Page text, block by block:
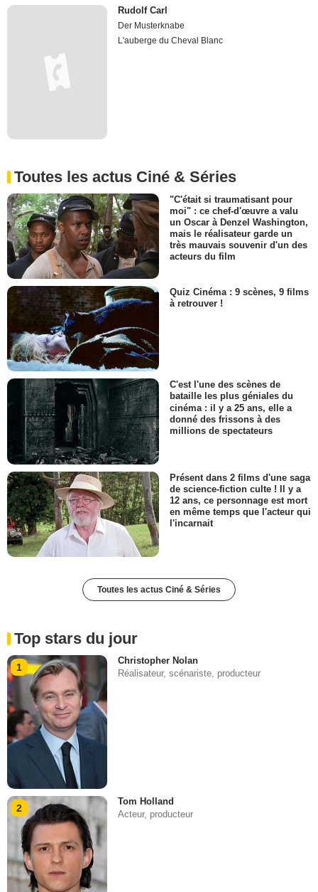
Rudolf Carl
Der Musterknabe
L'auberge du Cheval Blanc
Toutes les actus Ciné & Séries
"C'était si traumatisant pour
moi" : ce chef-d'œuvre a valu
un Oscar à Denzel Washington,
mais le réalisateur garde un
très mauvais souvenir d'un des
acteurs du film
Quiz Cinéma : 9 scènes, 9 films
à retrouver !
C'est l'une des scènes de
bataille les plus géniales du
cinéma : il y a 25 ans, elle a
donné des frissons à des
millions de spectateurs
Présent dans 2 films d'une saga
de science-fiction culte ! Il y a
12 ans, ce personnage est mort
en même temps que l'acteur qui
l'incarnait
Toutes les actus Ciné & Séries
Top stars du jour
1
Christopher Nolan
Réalisateur, scénariste, producteur
2
Tom Holland
Acteur, producteur